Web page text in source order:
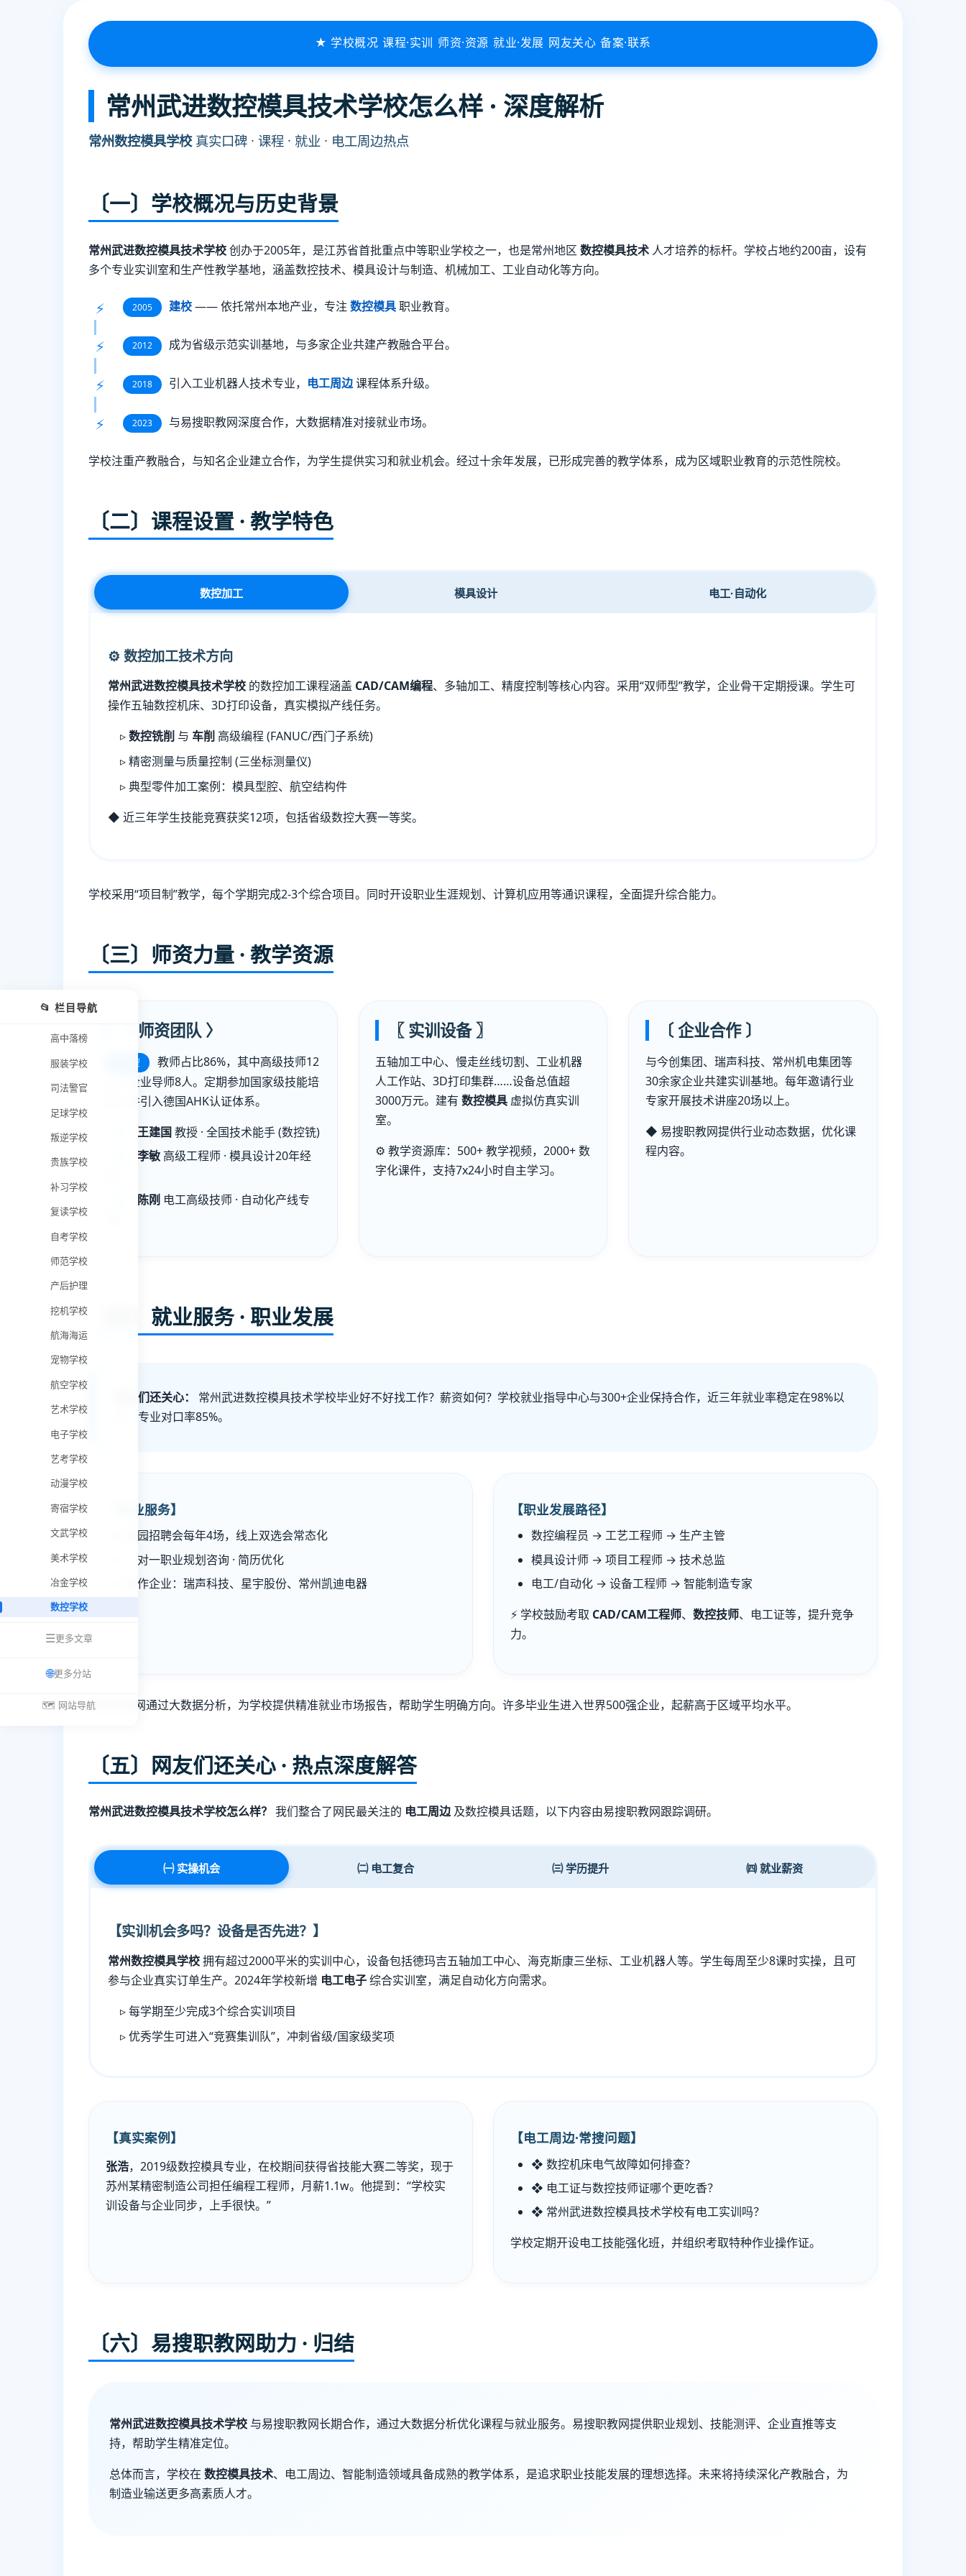
★ 学校概况 课程·实训 师资·资源 就业·发展 网友关心 备案·联系
常州武进数控模具技术学校怎么样 · 深度解析
常州数控模具学校真实口碑 · 课程 · 就业 · 电工周边热点
〔一〕学校概况与历史背景
常州武进数控模具技术学校创办于2005年，是江苏省首批重点中等职业学校之一，也是常州地区数控模具技术 人才培养的标杆。学校占地约200亩，设有
多个专业实训室和生产性教学基地，涵盖数控技术、模具设计与制造、机械加工、工业自动化等方向。
2005 建校—— 依托常州本地产业，专注数控模具职业教育。
2012 成为省级示范实训基地，与多家企业共建产教融合平台。
2018 引入工业机器人技术专业， 电工周边课程体系升级。
2023 与易搜职教网深度合作，大数据精准对接就业市场。
学校注重产教融合，与知名企业建立合作，为学生提供实习和就业机会。经过十余年发展，已形成完善的教学体系，成为区域职业教育的示范性院校。
〔二〕课程设置 · 教学特色
数控加工 模具设计 电工·自动化
⚙️ 数控加工技术方向
常州武进数控模具技术学校 的数控加工课程涵盖 CAD/CAM编程、多轴加工、精度控制等核心内容。采用“双师型”教学，企业骨干定期授课。学生可
操作五轴数控机床、3D打印设备，真实模拟产线任务。
数控铣削 与 车削 高级编程 (FANUC/西门子系统)
精密测量与质量控制 (三坐标测量仪)
典型零件加工案例：模具型腔、航空结构件
◆ 近三年学生技能竞赛获奖12项，包括省级数控大赛一等奖。
学校采用“项目制”教学，每个学期完成2-3个综合项目。同时开设职业生涯规划、计算机应用等通识课程，全面提升综合能力。
〔三〕师资力量 · 教学资源
〈 师资团队 〉
双师型
教师占比86%，其中高级技师12
人，企业导师8人。定期参加国家级技能培
训，并引入德国AHK认证体系。
王建国 教授 · 全国技术能手 (数控铣)
李敏 高级工程师 · 模具设计20年经
陈刚 电工高级技师 · 自动化产线专
〖 实训设备 〗
五轴加工中心、慢走丝线切割、工业机器
人工作站、3D打印集群……设备总值超
3000万元。建有数控模具 虚拟仿真实训
室。
⚙️ 教学资源库：500+ 教学视频，2000+ 数
字化课件，支持7x24小时自主学习。
〔 企业合作 〕
与今创集团、瑞声科技、常州机电集团等
30余家企业共建实训基地。每年邀请行业
专家开展技术讲座20场以上。
◆ 易搜职教网提供行业动态数据，优化课
程内容。
〔四〕就业服务 · 职业发展
网友们还关心：
常州武进数控模具技术学校毕业好不好找工作？薪资如何？学校就业指导中心与300+企业保持合作，近三年就业率稳定在98%以
上，专业对口率85%。
【就业服务】
校园招聘会每年4场，线上双选会常态化
一对一职业规划咨询 · 简历优化
合作企业：瑞声科技、星宇股份、常州凯迪电器
【职业发展路径】
数控编程员 → 工艺工程师 → 生产主管
模具设计师 → 项目工程师 → 技术总监
电工/自动化 → 设备工程师 → 智能制造专家
⚡ 学校鼓励考取 CAD/CAM工程师、 数控技师、电工证等，提升竞争
力。
易搜职教网通过大数据分析，为学校提供精准就业市场报告，帮助学生明确方向。许多毕业生进入世界500强企业，起薪高于区域平均水平。
〔五〕网友们还关心 · 热点深度解答
常州武进数控模具技术学校怎么样？ 我们整合了网民最关注的 电工周边及数控模具话题，以下内容由易搜职教网跟踪调研。
㈠ 实操机会 ㈡ 电工复合 ㈢ 学历提升 ㈣ 就业薪资
【实训机会多吗？设备是否先进？】
常州数控模具学校拥有超过2000平米的实训中心，设备包括德玛吉五轴加工中心、海克斯康三坐标、工业机器人等。学生每周至少8课时实操，且可
参与企业真实订单生产。2024年学校新增 电工电子综合实训室，满足自动化方向需求。
每学期至少完成3个综合实训项目
优秀学生可进入“竞赛集训队”，冲刺省级/国家级奖项
【真实案例】
张浩，2019级数控模具专业，在校期间获得省技能大赛二等奖，现于
苏州某精密制造公司担任编程工程师，月薪1.1w。他提到：“学校实
训设备与企业同步，上手很快。”
【电工周边·常搜问题】
❖ 数控机床电气故障如何排查？
❖ 电工证与数控技师证哪个更吃香？
❖ 常州武进数控模具技术学校有电工实训吗？
学校定期开设电工技能强化班，并组织考取特种作业操作证。
〔六〕易搜职教网助力 · 归结
常州武进数控模具技术学校与易搜职教网长期合作，通过大数据分析优化课程与就业服务。易搜职教网提供职业规划、技能测评、企业直推等支
持，帮助学生精准定位。
总体而言，学校在 数控模具技术、电工周边、智能制造领域具备成熟的教学体系，是追求职业技能发展的理想选择。未来将持续深化产教融合，为
制造业输送更多高素质人才。
📂 栏目导航
高中落榜
服装学校
司法警官
足球学校
叛逆学校
贵族学校
补习学校
复读学校
自考学校
师范学校
产后护理
挖机学校
航海海运
宠物学校
航空学校
艺术学校
电子学校
艺考学校
动漫学校
寄宿学校
文武学校
美术学校
冶金学校
数控学校
☰更多文章
🌐更多分站
🗺️ 网站导航